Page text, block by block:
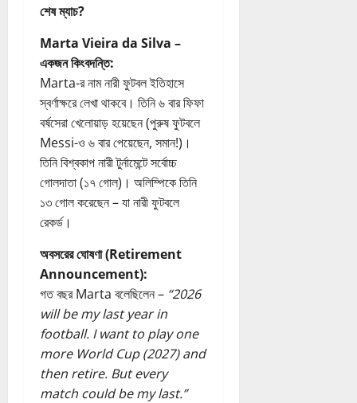
শেষ ম্যাচ?
Marta Vieira da Silva –
একজন কিংবদন্তি:
Marta-র নাম নারী ফুটবল ইতিহাসে
স্বর্ণাক্ষরে লেখা থাকবে। তিনি ৬ বার ফিফা
বর্ষসেরা খেলোয়াড় হয়েছেন (পুরুষ ফুটবলে
Messi-ও ৬ বার পেয়েছেন, সমান!)।
তিনি বিশ্বকাপ নারী টুর্নামেন্টে সর্বোচ্চ
গোলদাতা (১৭ গোল)। অলিম্পিকে তিনি
১৩ গোল করেছেন – যা নারী ফুটবলে
রেকর্ড।
অবসরের ঘোষণা (Retirement
Announcement):
গত বছর Marta বলেছিলেন – “2026
will be my last year in
football. I want to play one
more World Cup (2027) and
then retire. But every
match could be my last.”